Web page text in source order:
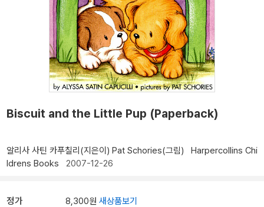
Biscuit and the Little Pup (Paperback)
알리사 사틴 카푸칠리(지은이) Pat Schories(그림)
Harpercollins Chi
ldrens Books 2007-12-26
정가 8,300원 새상품보기